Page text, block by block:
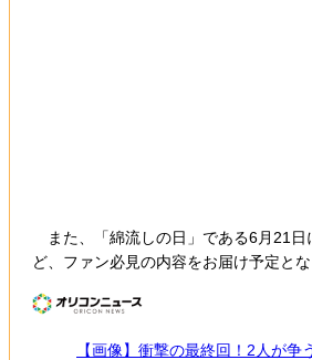
また、「綿流しの日」である6月21日
ど、ファン必見の内容をお届け予定とな
【画像】衝撃の最終回！2人が